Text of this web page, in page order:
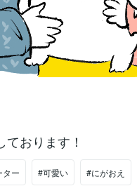
おります！
ター #可愛い #にがおえ